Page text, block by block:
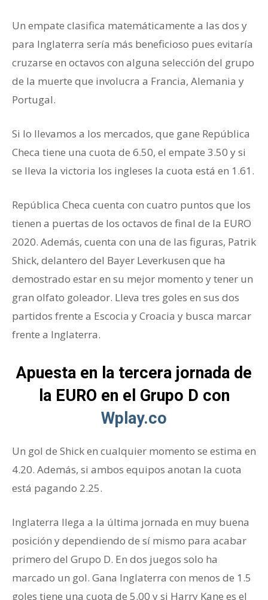
Un empate clasifica matemáticamente a las dos y
para Inglaterra sería más beneficioso pues evitaría
cruzarse en octavos con alguna selección del grupo
de la muerte que involucra a Francia, Alemania y
Portugal.
Si lo llevamos a los mercados, que gane República
Checa tiene una cuota de 6.50, el empate 3.50 y si
se lleva la victoria los ingleses la cuota está en 1.61.
República Checa cuenta con cuatro puntos que los
tienen a puertas de los octavos de final de la EURO
2020. Además, cuenta con una de las figuras, Patrik
Shick, delantero del Bayer Leverkusen que ha
demostrado estar en su mejor momento y tener un
gran olfato goleador. Lleva tres goles en sus dos
partidos frente a Escocia y Croacia y busca marcar
frente a Inglaterra.
Apuesta en la tercera jornada de
la EURO en el Grupo D con
Wplay.co
Un gol de Shick en cualquier momento se estima en
4.20. Además, si ambos equipos anotan la cuota
está pagando 2.25.
Inglaterra llega a la última jornada en muy buena
posición y dependiendo de sí mismo para acabar
primero del Grupo D. En dos juegos solo ha
marcado un gol. Gana Inglaterra con menos de 1.5
goles tiene una cuota de 5.00 y si Harry Kane es el